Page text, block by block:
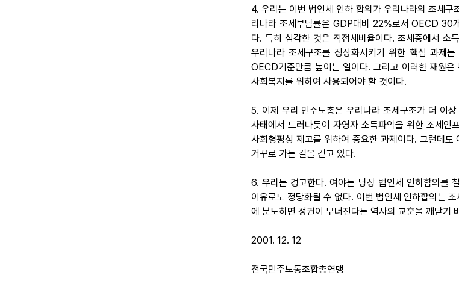
4. 우리는 이번 법인세 인하 합의가 우리나라의 조세
리나라 조세부담률은 GDP대비 22%로서 OECD 30
다. 특히 심각한 것은 직접세비율이다. 조세중에서 소
우리나라 조세구조를 정상화시키기 위한 핵심 과제
OECD기준만큼 높이는 일이다. 그리고 이러한 재원
사회복지를 위하여 사용되어야 할 것이다.
5. 이제 우리 민주노총은 우리나라 조세구조가 더 이
사태에서 드러나듯이 자영자 소득파악을 위한 조세
사회형평성 제고를 위하여 중요한 과제이다. 그런데
거꾸로 가는 길을 걷고 있다.
6. 우리는 경고한다. 여야는 당장 법인세 인하합의를
이유로도 정당화될 수 없다. 이번 법인세 인하합의는
에 분노하면 정권이 무너진다는 역사의 교훈을 깨닫기
2001. 12. 12
전국민주노동조합총연맹